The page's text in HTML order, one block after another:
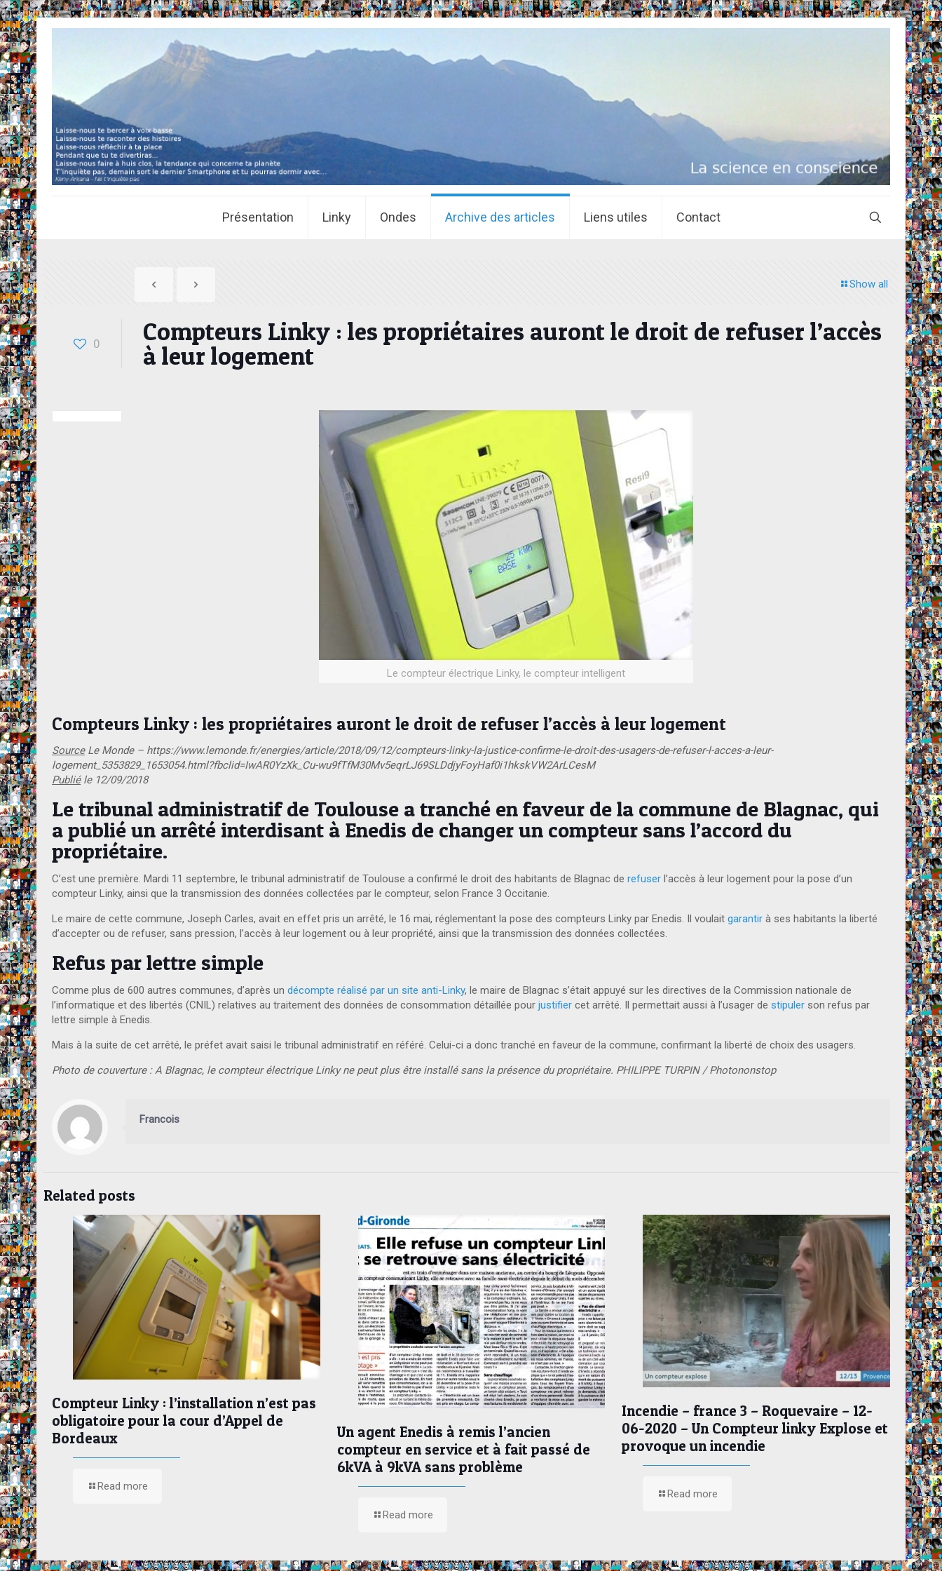
Présentation Linky Ondes Archive des articles Liens utiles Contact
Show all
0
Compteurs Linky : les propriétaires auront le droit de refuser l’accès
à leur logement
Le compteur électrique Linky, le compteur intelligent
Compteurs Linky : les propriétaires auront le droit de refuser l’accès à leur logement
SourceLe Monde – https://www.lemonde.fr/energies/article/2018/09/12/compteurs-linky-la-justice-confirme-le-droit-des-usagers-de-refuser-l-acces-a-leur-
logement_5353829_1653054.html?fbclid=IwAR0YzXk_Cu-wu9fTfM30Mv5eqrLJ69SLDdjyFoyHaf0i1hkskVW2ArLCesM
Publiéle 12/09/2018
Le tribunal administratif de Toulouse a tranché en faveur de la commune de Blagnac, qui
a publié un arrêté interdisant à Enedis de changer un compteur sans l’accord du
propriétaire.
C’est une première. Mardi 11 septembre, le tribunal administratif de Toulouse a confirmé le droit des habitants de Blagnac derefuser l’accès à leur logement pour la pose d’un
compteur Linky, ainsi que la transmission des données collectées par le compteur, selon France 3 Occitanie.
Le maire de cette commune, Joseph Carles, avait en effet pris un arrêté, le 16 mai, réglementant la pose des compteurs Linky par Enedis. Il voulaitgarantir à ses habitants la liberté
d’accepter ou de refuser, sans pression, l’accès à leur logement ou à leur propriété, ainsi que la transmission des données collectées.
Refus par lettre simple
Comme plus de 600 autres communes, d’après undécompte réalisé par un site anti-Linky, le maire de Blagnac s’était appuyé sur les directives de la Commission nationale de
l’informatique et des libertés (CNIL) relatives au traitement des données de consommation détaillée pourjustifier cet arrêté. Il permettait aussi à l’usager destipuler son refus par
lettre simple à Enedis.
Mais à la suite de cet arrêté, le préfet avait saisi le tribunal administratif en référé. Celui-ci a donc tranché en faveur de la commune, confirmant la liberté de choix des usagers.
Photo de couverture : A Blagnac, le compteur électrique Linky ne peut plus être installé sans la présence du propriétaire. PHILIPPE TURPIN / Photononstop
Francois
Related posts
Compteur Linky : l’installation n’est pas
obligatoire pour la cour d’Appel de
Bordeaux
Read more
Un agent Enedis à remis l’ancien
compteur en service et à fait passé de
6kVA à 9kVA sans problème
Read more
Incendie – france 3 – Roquevaire – 12-
06-2020 – Un Compteur linky Explose et
provoque un incendie
Read more